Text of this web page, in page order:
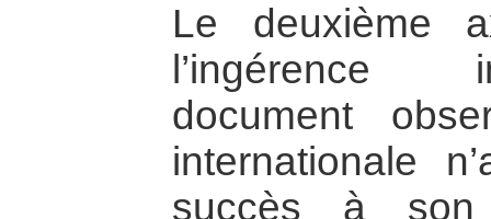
Le deuxième
l’ingérence
document
internationale
succès à